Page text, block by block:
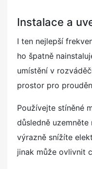
Instalace a
I ten nejlepší
ho špatně
umístění v
prostor pro
Používejte stíněné
důsledně
výrazně snížíte
jinak může ovlivnit